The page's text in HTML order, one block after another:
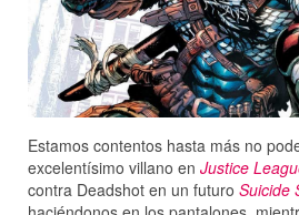
Estamos contentos hasta más no
excelentísimo villano en Justice
contra Deadshot en un futuro Suicide